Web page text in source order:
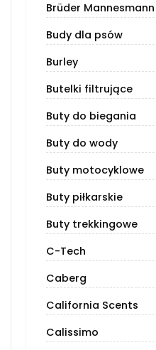
Brüder Mannesmann
Budy dla psów
Burley
Butelki filtrujące
Buty do biegania
Buty do wody
Buty motocyklowe
Buty piłkarskie
Buty trekkingowe
C-Tech
Caberg
California Scents
Calissimo